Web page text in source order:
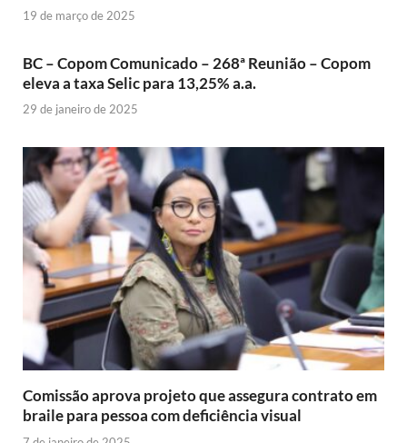
19 de março de 2025
BC – Copom Comunicado – 268ª Reunião – Copom
eleva a taxa Selic para 13,25% a.a.
29 de janeiro de 2025
Comissão aprova projeto que assegura contrato em
braile para pessoa com deficiência visual